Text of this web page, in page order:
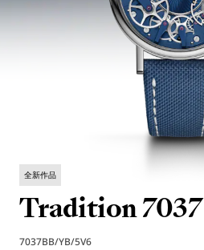
全新作品
Tradition 7037
7037BB/YB/5V6